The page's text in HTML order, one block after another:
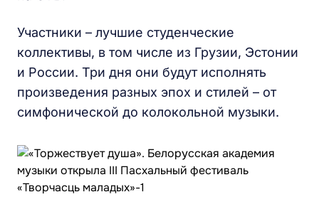
Участники – лучшие студенческие
коллективы, в том числе из Грузии, Эстонии
и России. Три дня они будут исполнять
произведения разных эпох и стилей – от
симфонической до колокольной музыки.